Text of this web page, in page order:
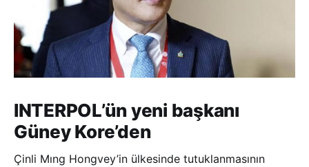
INTERPOL’ün yeni başkanı
Güney Kore’den
Çinli Mıng Hongvey’in ülkesinde tutuklanmasının